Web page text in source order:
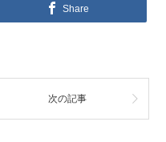
Share
次の記事